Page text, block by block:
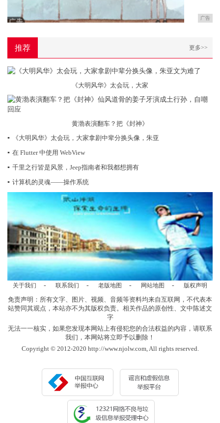
广告
推荐 更多>>
《大明风华》太会玩，大家
黄渤表演翻车？把《封神》
▪
《大明风华》太会玩，大家拿剧中辈分换头像，朱亚
▪ 在 Flutter 中使用 WebView
▪ 千里之行皆是风景，Jeep指南者和我都想拥有
▪ 计算机的灵魂——操作系统
关于我们 - 联系我们 - 老版地图 - 网站地图 - 版权声明
免责声明：所有文字、图片、视频、音频等资料均来自互联网，不代表本
站赞同其观点，本站亦不为其版权负责。相关作品的原创性、文中陈述文
字
无法一一核实，如果您发现本网站上有侵犯您的合法权益的内容，请联系
我们，本网站将立即予以删除！
Copyright © 2012-2020 http://www.njolw.com, All rights reserved.